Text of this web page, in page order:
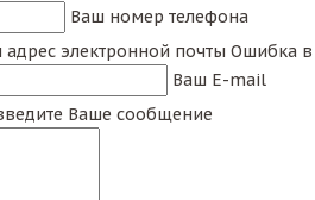
Ваш номер телефона
электронной почты Ошибка в
Ваш E-mail
Ваше сообщение